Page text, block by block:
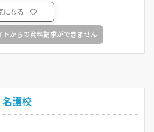
になる
トからの資料請求ができません
護校